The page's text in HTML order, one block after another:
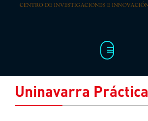
Uninavarra Práctica